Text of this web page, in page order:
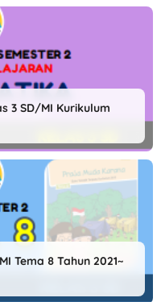
3 SD/MI Kurikulum
Tema 8 Tahun 2021~